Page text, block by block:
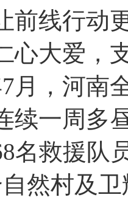
前线行动
心大爱，
7月，河
续一周多
名救援队
然村及